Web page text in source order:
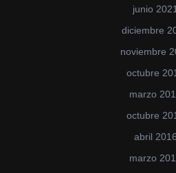
junio
diciembre
noviembre
octubre
marzo
octubre
abril 2016
marzo